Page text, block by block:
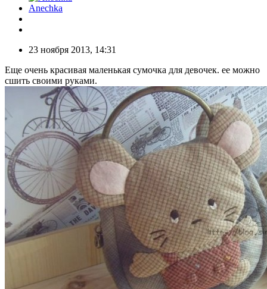
Anechka
23 ноября 2013, 14:31
Еще очень красивая маленькая сумочка для девочек. ее можно
сшить своими руками.